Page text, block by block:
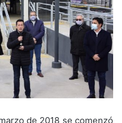
de 2018 se comenzó